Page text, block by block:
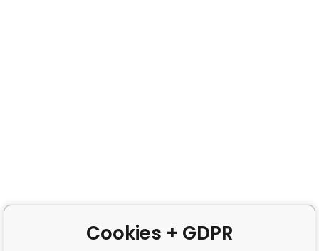
Cookies + GDPR